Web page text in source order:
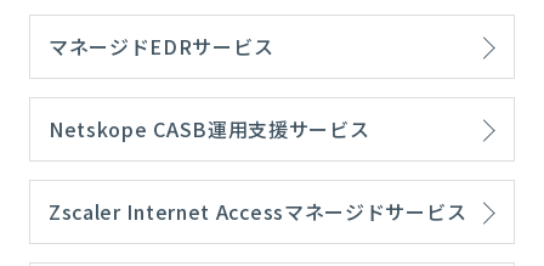
マネージドEDRサービス
Netskope CASB運用支援サービス
Zscaler Internet Accessマネージドサービス